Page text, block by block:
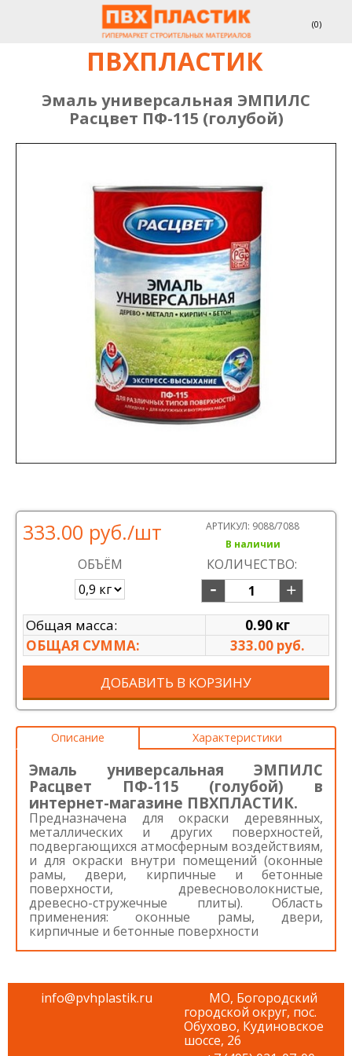
(0)
ПВХПЛАСТИК
Эмаль универсальная ЭМПИЛС
Расцвет ПФ-115 (голубой)
333.00 руб./шт АРТИКУЛ: 9088/7088
В наличии
ОБЪЁМ КОЛИЧЕСТВО:
Общая масса:
0.90 кг
ОБЩАЯ СУММА:
333.00 руб.
ДОБАВИТЬ В КОРЗИНУ
Описание Характеристики
Эмаль универсальная ЭМПИЛС
Расцвет ПФ-115 (голубой) в
интернет-магазине ПВХПЛАСТИК.
Предназначена для окраски деревянных,
металлических и других поверхностей,
подвергающихся атмосферным воздействиям,
и для окраски внутри помещений (оконные
рамы, двери, кирпичные и бетонные
поверхности, древесноволокнистые,
древесно-стружечные плиты). Область
применения: оконные рамы, двери,
кирпичные и бетонные поверхности
info@pvhplastik.ru
МО, Богородский
городской округ, пос.
Обухово, Кудиновское
шоссе, 26